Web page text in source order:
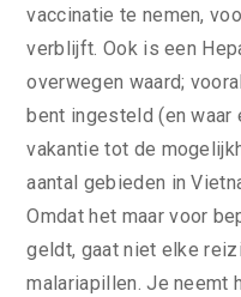
vaccinatie te nemen,
verblijft. Ook is een
overwegen waard;
bent ingesteld (en waar
vakantie tot de
aantal gebieden in
Omdat het maar voor
geldt, gaat niet elke
malariapillen. Je neemt